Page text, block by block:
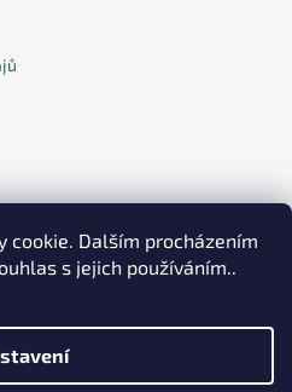
cookie. Dalším procházením
s jejich používáním..